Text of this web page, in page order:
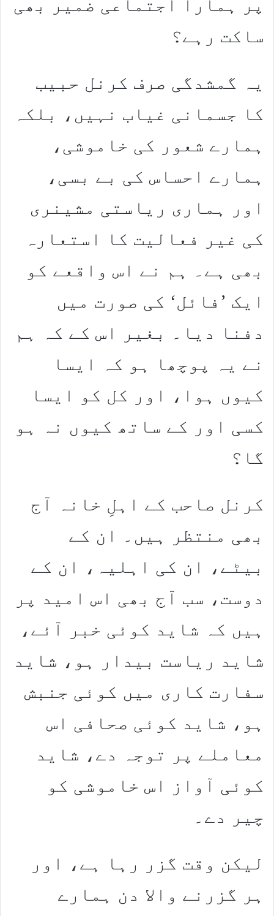
پر ہمارا اجتماعی ضمیر بھی
ساکت رہے؟
یہ گمشدگی صرف کرنل حبیب
کا جسمانی غیاب نہیں، بلکہ
ہمارے شعور کی خاموشی،
ہمارے احساس کی بے بسی،
اور ہماری ریاستی مشینری
کی غیر فعالیت کا استعارہ
بھی ہے۔ ہم نے اس واقعے کو
ایک ’فائل‘ کی صورت میں
دفنا دیا۔ بغیر اس کے کہ ہم
نے یہ پوچھا ہو کہ ایسا
کیوں ہوا، اور کل کو ایسا
کسی اور کے ساتھ کیوں نہ ہو
گا؟
کرنل صاحب کے اہلِ خانہ آج
بھی منتظر ہیں۔ ان کے
بیٹے، ان کی اہلیہ، ان کے
دوست، سب آج بھی اس امید پر
ہیں کہ شاید کوئی خبر آئے،
شاید ریاست بیدار ہو، شاید
سفارت کاری میں کوئی جنبش
ہو، شاید کوئی صحافی اس
معاملے پر توجہ دے، شاید
کوئی آواز اس خاموشی کو
چیر دے۔
لیکن وقت گزر رہا ہے، اور
ہر گزرنے والا دن ہمارے